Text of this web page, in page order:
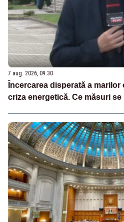
7 aug. 2026, 09:30
Încercarea disperată a
criza energetică. Ce măsuri se